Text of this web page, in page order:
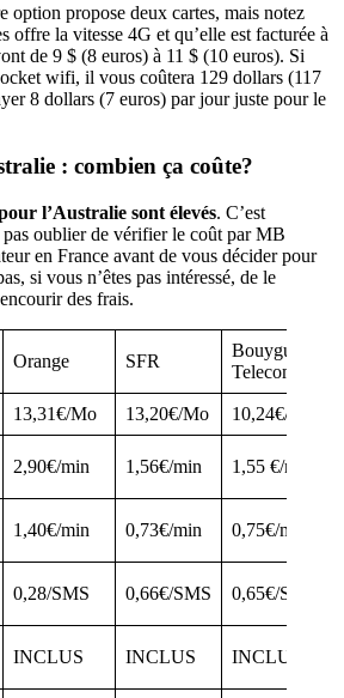
option propose deux cartes, mais notez
offre la vitesse 4G et qu’elle est facturée à
de 9 $ (8 euros) à 11 $ (10 euros). Si
wifi, il vous coûtera 129 dollars (117
8 dollars (7 euros) par jour juste pour le
: combien ça coûte?
l’Australie sont élevés. C’est
oublier de vérifier le coût par MB
en France avant de vous décider pour
si vous n’êtes pas intéressé, de le
des frais.
Orange SFR
Bouygues
Telecom
13,31€/Mo 13,20€/Mo 10,24€/Mo
2,90€/min 1,56€/min 1,55 €/min
1,40€/min 0,73€/min 0,75€/min
0,28/SMS 0,66€/SMS 0,65€/SMS
INCLUS INCLUS INCLUS